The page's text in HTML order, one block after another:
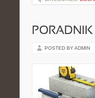
POSTED BY ADMIN